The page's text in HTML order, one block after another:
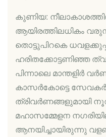
കുണിയ:
ആയിരത്തിലധികം
തൊട്ടുപിറകെ
ഹരിതക്കോട്ടണിഞ്ഞ
പിന്നാലെ മാന്തളിർ
കാസർകോട്ടെ
ത്രിവർണങ്ങളുമായി
മഹാസമ്മേളന
ആനയിച്ചായിരുന്നു